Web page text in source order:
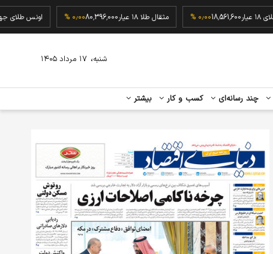
گرم طلای ۱۸ عیار 18,561,600 مثقال طلا ۱۸ عیار 80,396,000 اونس
چند رسانه‌ای کسب و کار بیشتر
شنبه، ۱۷ مرداد ۱۴۰۵